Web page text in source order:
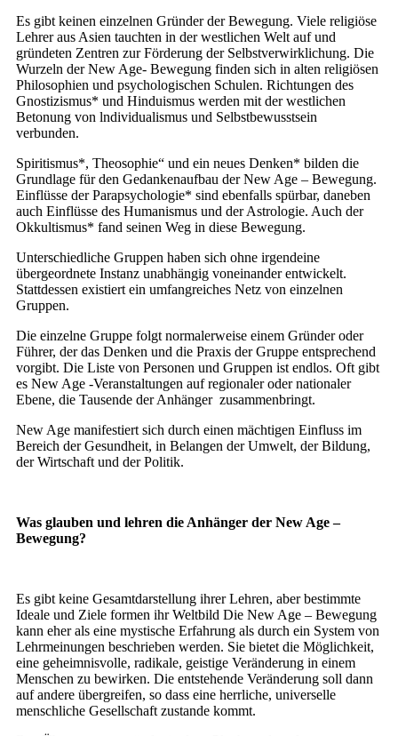
Es gibt keinen einzelnen Gründer der Bewegung. Viele religiöse
Lehrer aus Asien tauchten in der westlichen Welt auf und
gründeten Zentren zur Förderung der Selbstverwirklichung. Die
Wurzeln der New Age- Bewegung finden sich in alten religiösen
Philosophien und psychologischen Schulen. Richtungen des
Gnostizismus* und Hinduismus werden mit der westlichen
Betonung von lndividualismus und Selbstbewusstsein
verbunden.
Spiritismus*, Theosophie“ und ein neues Denken* bilden die
Grundlage für den Gedankenaufbau der New Age – Bewegung.
Einflüsse der Parapsychologie* sind ebenfalls spürbar, daneben
auch Einflüsse des Humanismus und der Astrologie. Auch der
Okkultismus* fand seinen Weg in diese Bewegung.
Unterschiedliche Gruppen haben sich ohne irgendeine
übergeordnete Instanz unabhängig voneinander entwickelt.
Stattdessen existiert ein umfangreiches Netz von einzelnen
Gruppen.
Die einzelne Gruppe folgt normalerweise einem Gründer oder
Führer, der das Denken und die Praxis der Gruppe entsprechend
vorgibt. Die Liste von Personen und Gruppen ist endlos. Oft gibt
es New Age -Veranstaltungen auf regionaler oder nationaler
Ebene, die Tausende der Anhänger zusammenbringt.
New Age manifestiert sich durch einen mächtigen Einfluss im
Bereich der Gesundheit, in Belangen der Umwelt, der Bildung,
der Wirtschaft und der Politik.
Was glauben und lehren die Anhänger der New Age –
Bewegung?
Es gibt keine Gesamtdarstellung ihrer Lehren, aber bestimmte
Ideale und Ziele formen ihr Weltbild Die New Age – Bewegung
kann eher als eine mystische Erfahrung als durch ein System von
Lehrmeinungen beschrieben werden. Sie bietet die Möglichkeit,
eine geheimnisvolle, radikale, geistige Veränderung in einem
Menschen zu bewirken. Die entstehende Veränderung soll dann
auf andere übergreifen, so dass eine herrliche, universelle
menschliche Gesellschaft zustande kommt.